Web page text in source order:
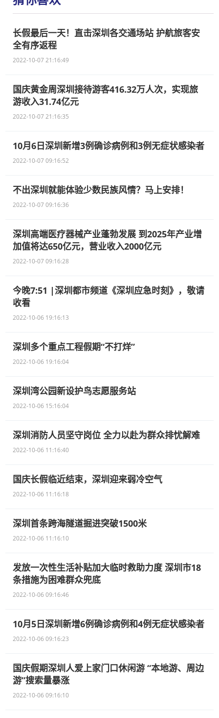
长假最后一天！直击深圳各交通场站 护航旅客安
全有序返程
2022-10-07 21:16:49
国庆黄金周深圳接待游客416.32万人次，实现旅
游收入31.74亿元
2022-10-07 21:16:35
10月6日深圳新增3例确诊病例和3例无症状感染者
2022-10-07 09:16:52
不出深圳就能体验少数民族风情？马上安排！
2022-10-07 09:16:36
深圳高端医疗器械产业蓬勃发展 到2025年产业增
加值将达650亿元，营业收入2000亿元
2022-10-07 09:16:28
今晚7:51 |深圳都市频道《深圳应急时刻》，敬请
收看
2022-10-06 19:16:13
深圳多个重点工程假期“不打烊”
2022-10-06 19:16:04
深圳湾公园新设护鸟志愿服务站
2022-10-06 15:16:04
深圳消防人员坚守岗位 全力以赴为群众排忧解难
2022-10-06 11:16:40
国庆长假临近结束，深圳迎来弱冷空气
2022-10-06 11:16:18
深圳首条跨海隧道掘进突破1500米
2022-10-06 11:16:10
发放一次性生活补贴加大临时救助力度 深圳市18
条措施为困难群众兜底
2022-10-06 09:16:46
10月5日深圳新增6例确诊病例和4例无症状感染者
2022-10-06 09:16:23
国庆假期深圳人爱上家门口休闲游 “本地游、周边
游”搜索量暴涨
2022-10-06 09:16:10